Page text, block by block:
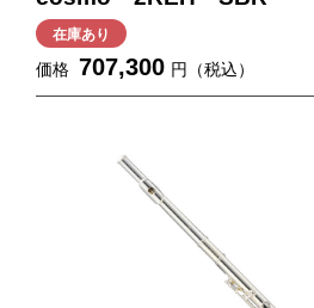
在庫あり
価格 707,300 円（税込）